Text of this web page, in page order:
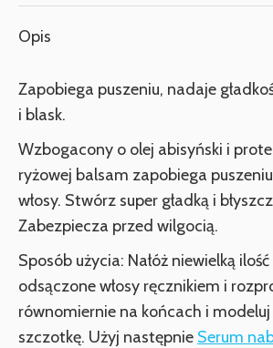
Opis
Zapobiega puszeniu, nadaje
i blask.
Wzbogacony o olej abisyński i
ryżowej balsam zapobiega
włosy. Stwórz super gładką i
Zabezpiecza przed wilgocią.
Sposób użycia: Nałóż niewielką
odsączone włosy ręcznikiem i
równomiernie na końcach i modeluj
szczotkę. Użyj następnie Serum